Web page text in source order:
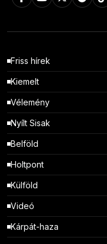
Friss hírek
Kiemelt
Vélemény
Nyílt Sisak
Belföld
Holtpont
Külföld
Videó
Kárpát-haza